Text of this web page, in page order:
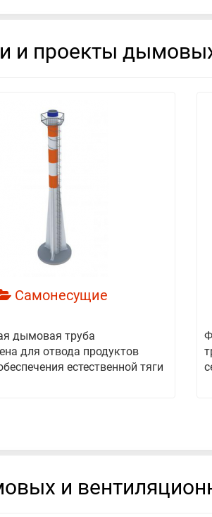
и проекты
Самонесущие
дымовая труба
для отвода продуктов
естественной тяги
и